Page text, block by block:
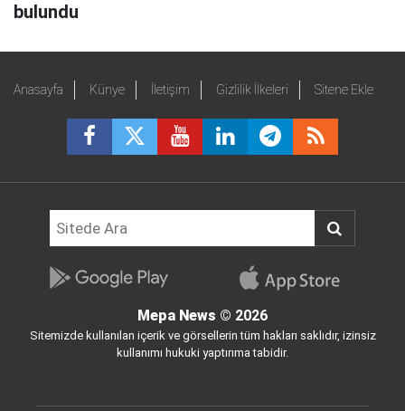
bulundu
Anasayfa Künye İletişim Gizlilik İlkeleri Sitene Ekle
Mepa News © 2026
Sitemizde kullanılan içerik ve görsellerin tüm hakları saklıdır, izinsiz
kullanımı hukuki yaptırıma tabidir.